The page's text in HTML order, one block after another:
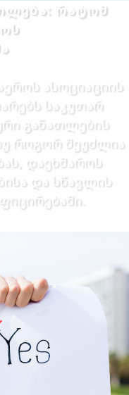
რატომ
ასოციაციის
საკუთარ
განათლების
როგორ შეუძლია
დაეხმაროს
და სწავლის